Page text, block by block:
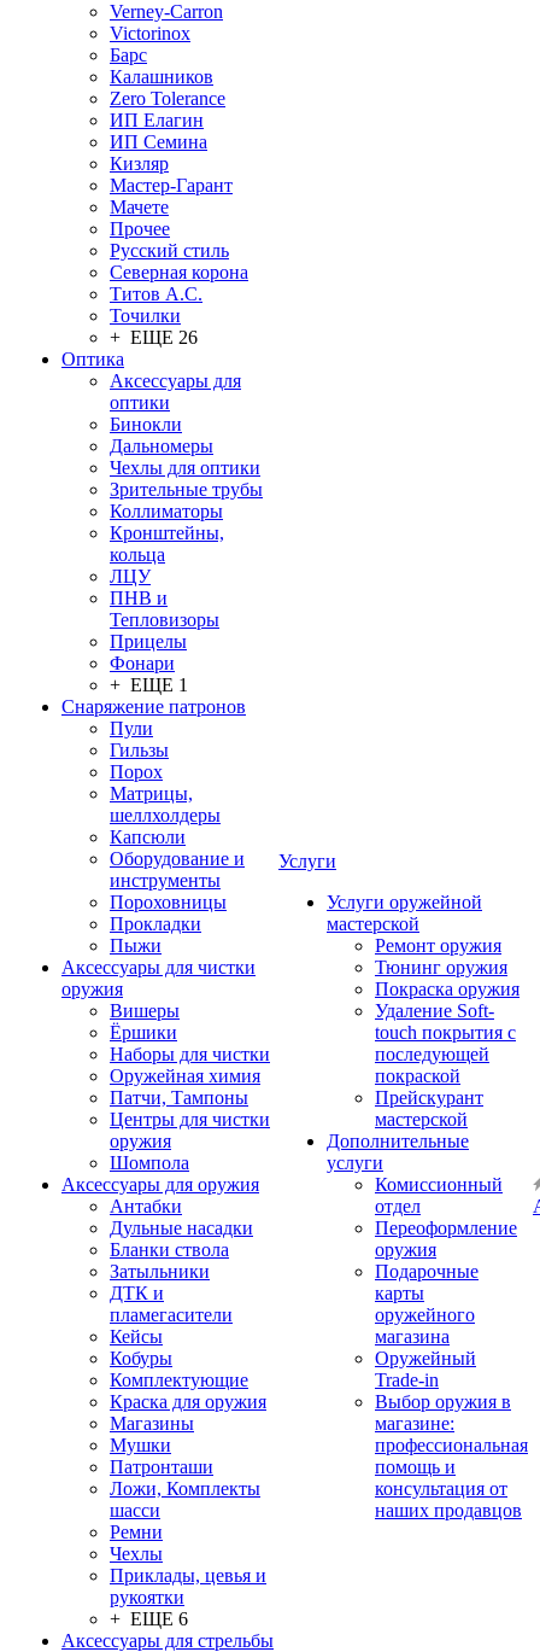
Verney-Carron
Victorinox
Барс
Калашников
Zero Tolerance
ИП Елагин
ИП Семина
Кизляр
Мастер-Гарант
Мачете
Прочее
Русский стиль
Северная корона
Титов А.С.
Точилки
+ ЕЩЕ 26
Оптика
Аксессуары для
оптики
Бинокли
Дальномеры
Чехлы для оптики
Зрительные трубы
Коллиматоры
Кронштейны,
кольца
ЛЦУ
ПНВ и
Тепловизоры
Прицелы
Фонари
+ ЕЩЕ 1
Снаряжение патронов
Пули
Гильзы
Порох
Матрицы,
шеллхолдеры
Капсюли
Оборудование и
инструменты
Пороховницы
Прокладки
Пыжи
Аксессуары для чистки
оружия
Вишеры
Ёршики
Наборы для чистки
Оружейная химия
Патчи, Тампоны
Центры для чистки
оружия
Шомпола
Аксессуары для оружия
Антабки
Дульные насадки
Бланки ствола
Затыльники
ДТК и
пламегасители
Кейсы
Кобуры
Комплектующие
Краска для оружия
Магазины
Мушки
Патронташи
Ложи, Комплекты
шасси
Ремни
Чехлы
Приклады, цевья и
рукоятки
+ ЕЩЕ 6
Аксессуары для стрельбы
Услуги
Услуги оружейной
мастерской
Ремонт оружия
Тюнинг оружия
Покраска оружия
Удаление Soft-
touch покрытия с
последующей
покраской
Прейскурант
мастерской
Дополнительные
услуги
Комиссионный
отдел
Переоформление
оружия
Подарочные
карты
оружейного
магазина
Оружейный
Trade-in
Выбор оружия в
магазине:
профессиональная
помощь и
консультация от
наших продавцов